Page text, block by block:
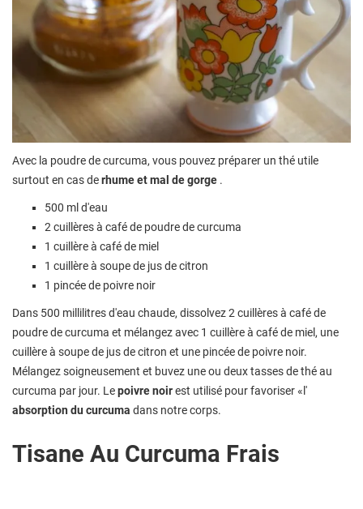
Avec la poudre de curcuma, vous pouvez préparer un thé utile
surtout en cas derhume et mal de gorge .
500 ml d'eau
2 cuillères à café de poudre de curcuma
1 cuillère à café de miel
1 cuillère à soupe de jus de citron
1 pincée de poivre noir
Dans 500 millilitres d'eau chaude, dissolvez 2 cuillères à café de
poudre de curcuma et mélangez avec 1 cuillère à café de miel, une
cuillère à soupe de jus de citron et une pincée de poivre noir.
Mélangez soigneusement et buvez une ou deux tasses de thé au
curcuma par jour. Lepoivre noirest utilisé pour favoriser «l'
absorption du curcuma dans notre corps.
Tisane Au Curcuma Frais